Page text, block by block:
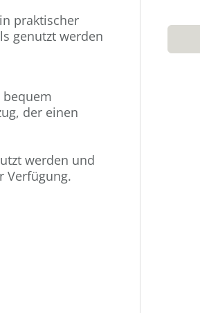
praktischer
genutzt werden
der einen
werden und
Verfügung.